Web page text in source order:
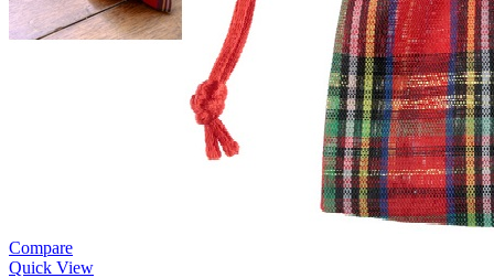
Compare
Quick View